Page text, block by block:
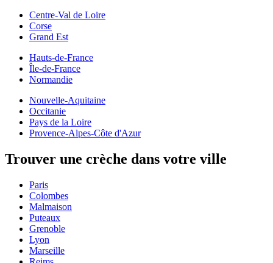
Centre-Val de Loire
Corse
Grand Est
Hauts-de-France
Île-de-France
Normandie
Nouvelle-Aquitaine
Occitanie
Pays de la Loire
Provence-Alpes-Côte d'Azur
Trouver une crèche dans votre ville
Paris
Colombes
Malmaison
Puteaux
Grenoble
Lyon
Marseille